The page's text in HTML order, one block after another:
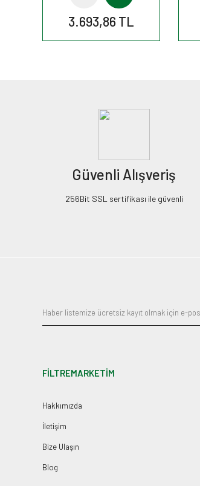
3.693,86 TL
Güvenli Alışveriş
256Bit SSL sertifikası ile güvenli
FİLTREMARKETİM
Hakkımızda
İletişim
Bize Ulaşın
Blog